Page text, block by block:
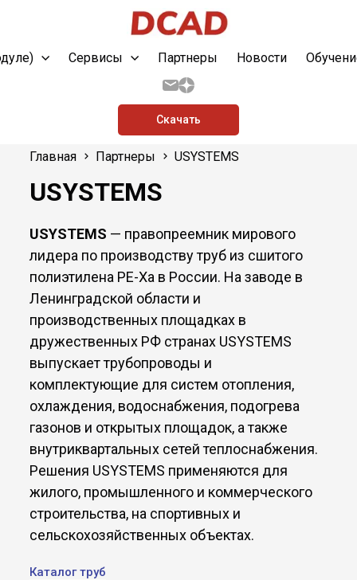
Сервисы Партнеры Новости
Скачать
Главная Партнеры USYSTEMS
USYSTEMS
USYSTEMS — правопреемник мирового
лидера по производству труб из сшитого
полиэтилена PE-Xa в России. На заводе в
Ленинградской области и
производственных площадках в
дружественных РФ странах USYSTEMS
выпускает трубопроводы и
комплектующие для систем отопления,
охлаждения, водоснабжения, подогрева
газонов и открытых площадок, а также
внутриквартальных сетей теплоснабжения.
Решения USYSTEMS применяются для
жилого, промышленного и коммерческого
строительства, на спортивных и
сельскохозяйственных объектах.
Каталог труб